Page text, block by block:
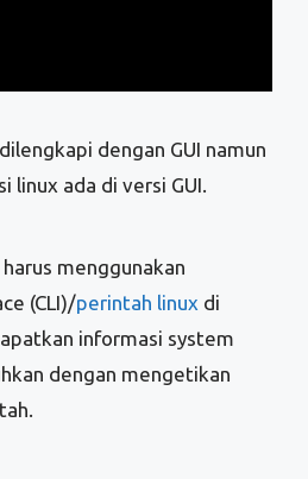
dengan GUI namun
linux ada di versi GUI.
menggunakan
(CLI)/perintah linux di
informasi system
dengan mengetikan